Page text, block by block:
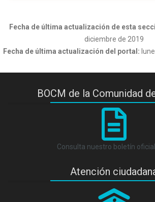
Fecha de última actualización de esta
diciembre de 2019
Fecha de última actualización del portal:
BOCM de la Comunidad
Consulta nuestro boletín oficial
Atención